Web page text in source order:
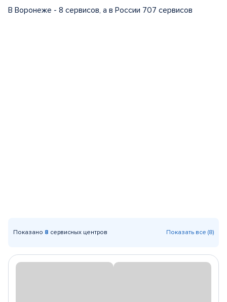
В Воронеже - 8 сервисов, а в России 707 сервисов
Показано 8 сервисных центров Показать все (8)